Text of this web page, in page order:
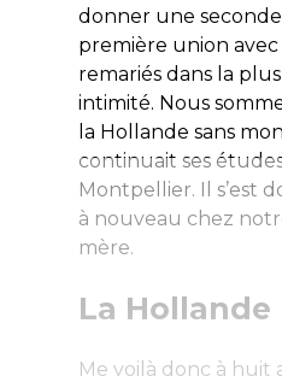
donner une seconde
première union avec
remariés dans la
intimité. Nous
la Hollande sans
continuait ses
Montpellier. Il s’est
à nouveau chez
mère.
La Hollande
Me voilà donc à huit